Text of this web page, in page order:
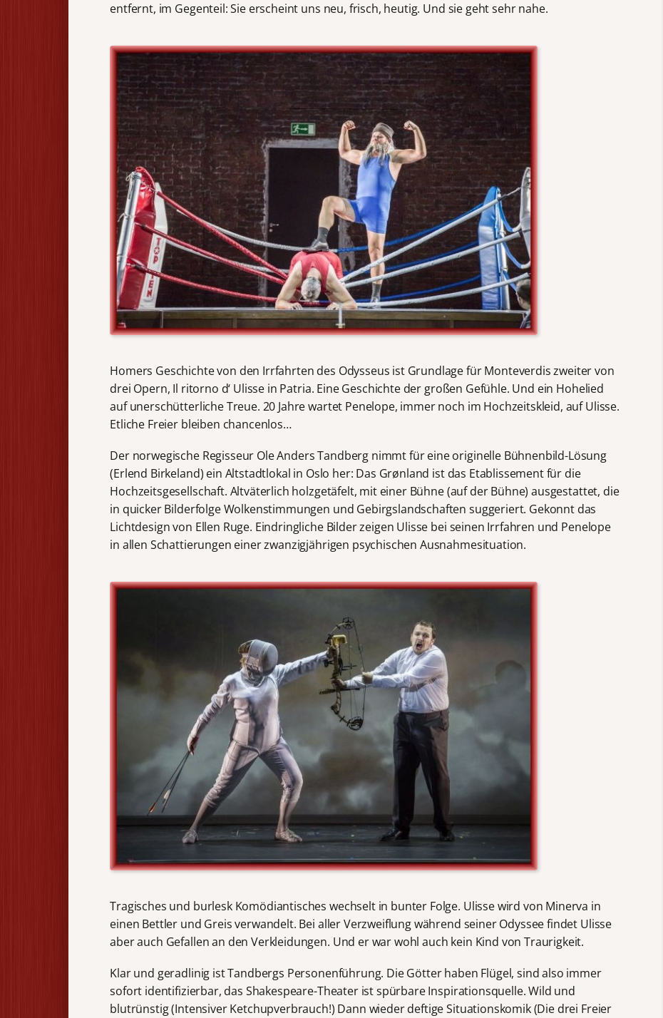
entfernt, im Gegenteil: Sie erscheint uns neu, frisch, heutig. Und sie geht sehr nahe.
Homers Geschichte von den Irrfahrten des Odysseus ist Grundlage für Monteverdis zweiter von
drei Opern, Il ritorno d‘ Ulisse in Patria. Eine Geschichte der großen Gefühle. Und ein Hohelied
auf unerschütterliche Treue. 20 Jahre wartet Penelope, immer noch im Hochzeitskleid, auf Ulisse.
Etliche Freier bleiben chancenlos…
Der norwegische Regisseur Ole Anders Tandberg nimmt für eine originelle Bühnenbild-Lösung
(Erlend Birkeland) ein Altstadtlokal in Oslo her: Das Grønland ist das Etablissement für die
Hochzeitsgesellschaft. Altväterlich holzgetäfelt, mit einer Bühne (auf der Bühne) ausgestattet, die
in quicker Bilderfolge Wolkenstimmungen und Gebirgslandschaften suggeriert. Gekonnt das
Lichtdesign von Ellen Ruge. Eindringliche Bilder zeigen Ulisse bei seinen Irrfahren und Penelope
in allen Schattierungen einer zwanzigjährigen psychischen Ausnahmesituation.
Tragisches und burlesk Komödiantisches wechselt in bunter Folge. Ulisse wird von Minerva in
einen Bettler und Greis verwandelt. Bei aller Verzweiflung während seiner Odyssee findet Ulisse
aber auch Gefallen an den Verkleidungen. Und er war wohl auch kein Kind von Traurigkeit.
Klar und geradlinig ist Tandbergs Personenführung. Die Götter haben Flügel, sind also immer
sofort identifizierbar, das Shakespeare-Theater ist spürbare Inspirationsquelle. Wild und
blutrünstig (Intensiver Ketchupverbrauch!) Dann wieder deftige Situationskomik (Die drei Freier